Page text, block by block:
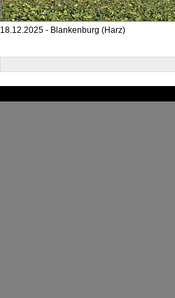
18.12.2025 - Blankenburg (Harz)